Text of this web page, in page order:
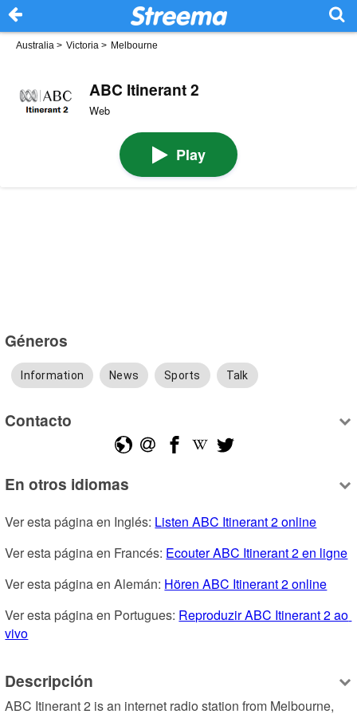
Australia > Victoria > Melbourne
ABC Itinerant 2
Web
Play
Géneros
Information News Sports Talk
Contacto
En otros idiomas
Ver esta página en Inglés: Listen ABC Itinerant 2 online
Ver esta página en Francés: Ecouter ABC Itinerant 2 en ligne
Ver esta página en Alemán: Hören ABC Itinerant 2 online
Ver esta página en Portugues: Reproduzir ABC Itinerant 2 ao
vivo
Descripción
ABC Itinerant 2 is an internet radio station from Melbourne,